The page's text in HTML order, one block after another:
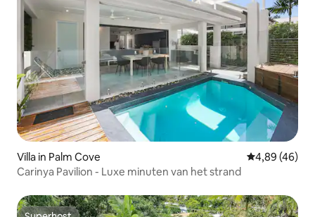
Villa in Palm Cove Gemiddelde
4,89 (46)
Carinya Pavilion - Luxe minuten van het strand